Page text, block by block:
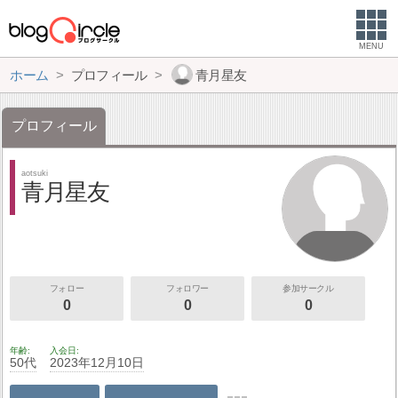
MENU
ホーム プロフィール 青月星友
プロフィール
aotsuki
青月星友
フォロー
0
フォロワー
0
参加サークル
0
年齢
50代
入会日
2023年12月10日